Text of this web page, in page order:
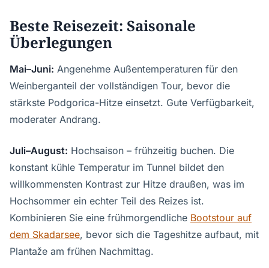
Beste Reisezeit: Saisonale
Überlegungen
Mai–Juni: Angenehme Außentemperaturen für den
Weinberganteil der vollständigen Tour, bevor die
stärkste Podgorica-Hitze einsetzt. Gute Verfügbarkeit,
moderater Andrang.
Juli–August: Hochsaison – frühzeitig buchen. Die
konstant kühle Temperatur im Tunnel bildet den
willkommensten Kontrast zur Hitze draußen, was im
Hochsommer ein echter Teil des Reizes ist.
Kombinieren Sie eine frühmorgendliche Bootstour auf
dem Skadarsee, bevor sich die Tageshitze aufbaut, mit
Plantaže am frühen Nachmittag.